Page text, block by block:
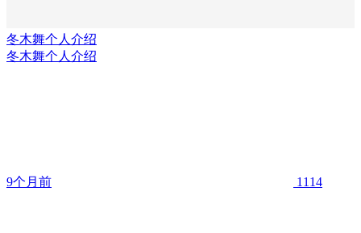
冬木舞个人介绍
冬木舞个人介绍
9个月前 1114